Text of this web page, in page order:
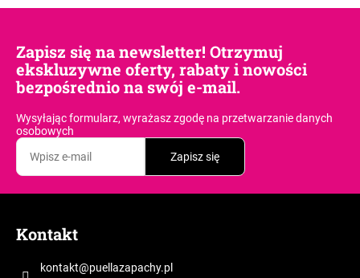
Zapisz się na newsletter! Otrzymuj
ekskluzywne oferty, rabaty i nowości
bezpośrednio na swój e-mail.
Wysyłając formularz, wyrażasz zgodę na przetwarzanie danych
osobowych
Zapisz się
Kontakt
kontakt@puellazapachy.pl